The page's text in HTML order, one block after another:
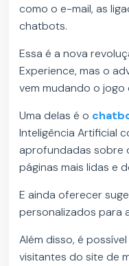
como o e-mail, as
chatbots.
Essa é a nova
Experience, mas o
vem mudando o
Uma delas é o
Inteligência Artificial
aprofundadas sobre
páginas mais lidas e
E ainda oferecer
personalizados para
Além disso, é
visitantes do site de